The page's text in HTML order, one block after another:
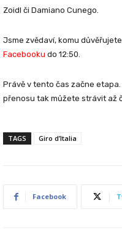
Zoidl či Damiano Cunego.
Jsme zvědaví, komu
Facebooku do 12:50.
Právě v tento čas začne
přenosu tak můžete strávit až
TAGS Giro d’Italia
Facebook